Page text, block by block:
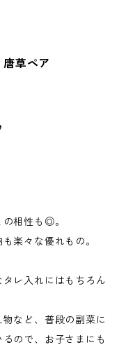
草ペア
相性も◎。
楽々な優れもの。
レ入れにはもちろん
など、普段の副菜に
ので、お子さまにも